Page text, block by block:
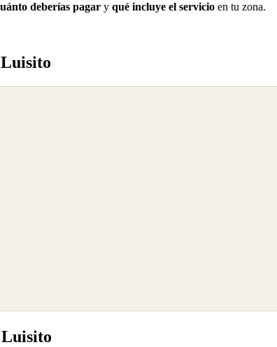
deberías pagar y qué incluye el servicio en tu zona.